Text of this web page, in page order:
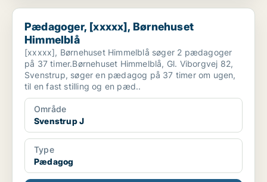
Pædagoger, [xxxxx], Børnehuset Himmelblå
Pædagoger, [xxxxx], Børnehuset
Himmelblå
[xxxxx], Børnehuset Himmelblå søger 2 pædagoger
på 37 timer.Børnehuset Himmelblå, Gl. Viborgvej 82,
Svenstrup, søger en pædagog på 37 timer om ugen,
til en fast stilling og en pæd..
Område
Svenstrup J
Type
Pædagog